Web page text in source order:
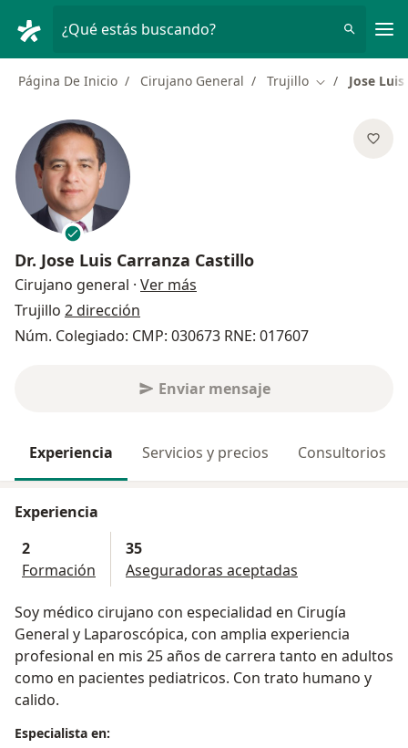
¿Qué estás buscando?
Página De Inicio Cirujano General Trujillo Cambiar de
Jose
Dr. Jose Luis Carranza Castillo
Cirujano general · Ver más
Trujillo 2 dirección
Núm. Colegiado: CMP: 030673 RNE: 017607
Enviar mensaje
Experiencia Servicios y precios Consultorios
Experiencia
2
Formación
35
Aseguradoras aceptadas
Soy médico cirujano con especialidad en Cirugía
General y Laparoscópica, con amplia experiencia
profesional en mis 25 años de carrera tanto en adultos
como en pacientes pediatricos. Con trato humano y
calido.
Especialista en: